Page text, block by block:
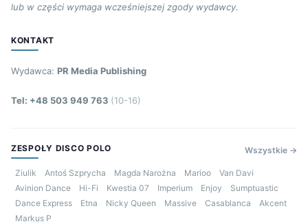
lub w części wymaga wcześniejszej zgody wydawcy.
KONTAKT
Wydawca: PR Media Publishing
Tel: +48 503 949 763 (10-16)
ZESPOŁY DISCO POLO Wszystkie →
Ziulik Antoś Szprycha Magda Narożna Marioo
Van Davi
Avinion Dance
Hi-Fi Kwestia 07 Imperium Enjoy
Sumptuastic
Dance Express
Etna Nicky Queen Massive Casablanca
Akcent
Markus P